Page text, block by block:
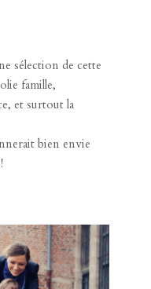
sélection de cette
famille,
et surtout la
bien envie